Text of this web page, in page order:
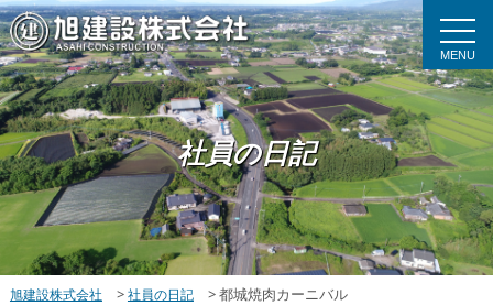
MENU
社員の日記
旭建設株式会社 > 社員の日記 >都城焼肉カーニバル